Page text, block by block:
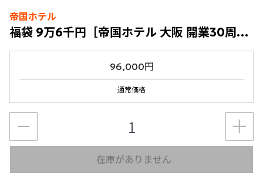
帝国ホテル
福袋 9万6千円［帝国ホテル 大阪 開業30周年記念］
96,000円
通常価格
在庫がありません